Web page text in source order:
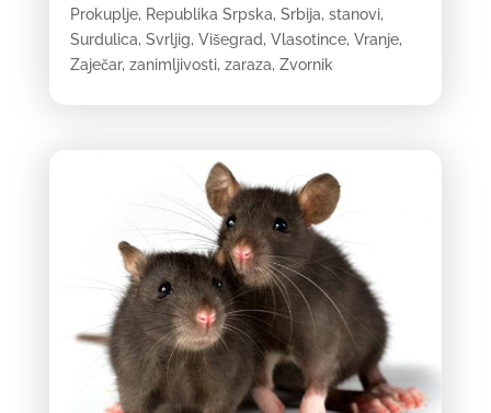
Prokuplje, Republika Srpska, Srbija, stanovi,
Surdulica, Svrljig, Višegrad, Vlasotince, Vranje,
Zaječar, zanimljivosti, zaraza, Zvornik